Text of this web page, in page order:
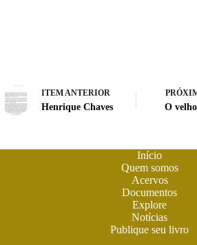
ITEM ANTERIOR
Henrique Chaves O
Início
Quem somos
Acervos
Documentos
Explore
Notícias
Publique seu livro